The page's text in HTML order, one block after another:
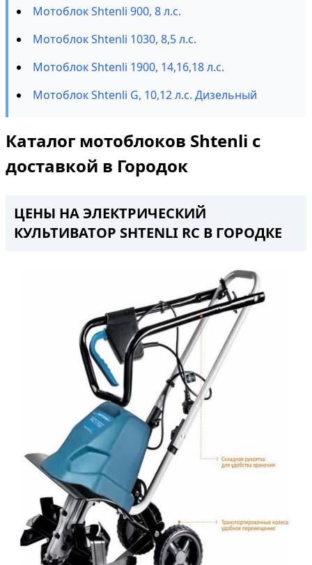
Мотоблок Shtenli 900, 8 л.с.
Мотоблок Shtenli 1030, 8,5 л.с.
Мотоблок Shtenli 1900, 14,16,18 л.с.
Мотоблок Shtenli G, 10,12 л.с. Дизельный
Каталог мотоблоков Shtenli с
доставкой в Городок
ЦЕНЫ НА ЭЛЕКТРИЧЕСКИЙ
КУЛЬТИВАТОР SHTENLI RC В ГОРОДКЕ